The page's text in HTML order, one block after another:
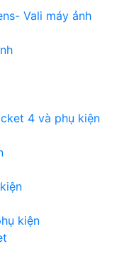
Vali máy ảnh
4 và phụ kiện
kiện